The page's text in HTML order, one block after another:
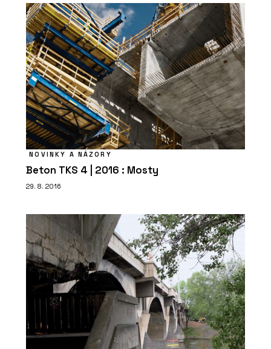
NOVINKY A NÁZORY
Beton TKS 4 | 2016 : Mosty
29. 8. 2016